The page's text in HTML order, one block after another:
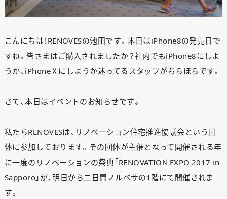
こんにちは！RENOVESの池田です。本日はiPhone8の発売日で
すね。皆さまはご購入されましたか？社内でもiPhone8にしよ
うか、iPhoneⅩにしようか迷ってるスタッフがちらほらです。
さて、本日はイベントのお知らせです。
私たちRENOVESは、リノベーション住宅推進協議会という団
体に参加しております。その団体が主催となって開催される年
に一度のリノベーションの祭典「RENOVATION EXPO 2017 in
Sapporo」が、明日から二日間ノルベサの1階にて開催されま
す。